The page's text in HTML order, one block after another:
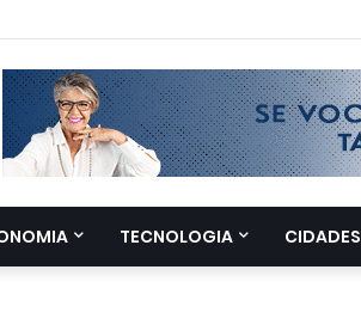
TECNOLOGIA CIDADES